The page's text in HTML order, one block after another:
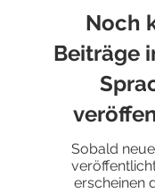
Noch
Beiträge
Sobald
erscheinen